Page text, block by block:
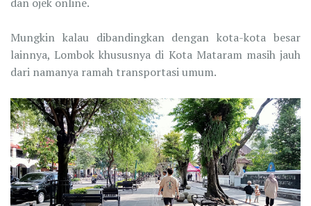
Mungkin kalau dibandingkan dengan kota-kota besar
lainnya, Lombok khususnya di Kota Mataram masih jauh
dari namanya ramah transportasi umum.